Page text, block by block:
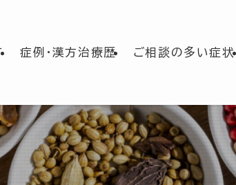
症例・漢方治療歴 ご相談の多い症状